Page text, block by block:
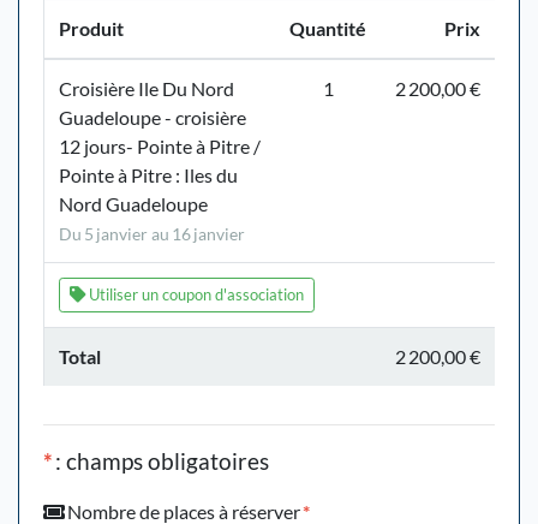
Produit Quantité Prix
Croisière Ile Du Nord
Guadeloupe - croisière
12 jours- Pointe à Pitre /
Pointe à Pitre : Iles du
Nord Guadeloupe
Du 5 janvier au 16 janvier
1 2 200,00 €
Utiliser un coupon d'association
Total 2 200,00 €
*: champs obligatoires
Nombre de places à réserver*